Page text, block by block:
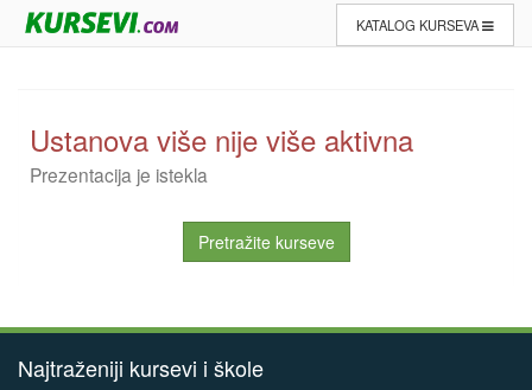
KATALOG KURSEVA
Ustanova više nije više aktivna
Prezentacija je istekla
Pretražite kurseve
Najtraženiji kursevi i škole